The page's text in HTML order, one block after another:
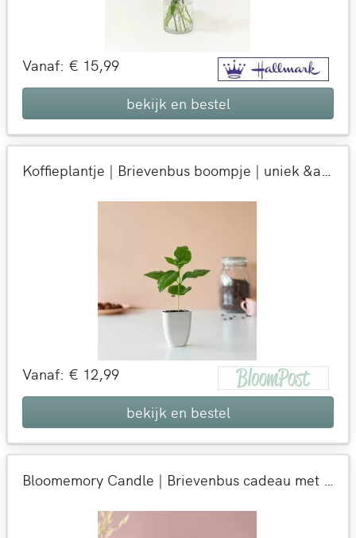
Vanaf: € 15,99
bekijk en bestel
Koffieplantje | Brievenbus boompje | uniek &amp; duurzaam cadeau | per post bezorgd
Vanaf: € 12,99
bekijk en bestel